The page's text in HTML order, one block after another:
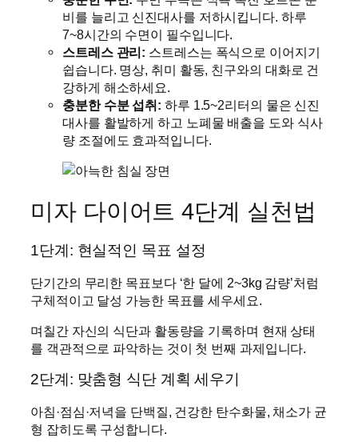
비를 늘리고 신진대사를 저하시킵니다. 하루
7~8시간의 수면이 필수입니다.
스트레스 관리: 스트레스는 폭식으로 이어지기
쉽습니다. 명상, 취미 활동, 친구와의 대화로 건
강하게 해소하세요.
충분한 수분 섭취: 하루 1.5~2리터의 물은 신진
대사를 활발하게 하고 노폐물 배출을 도와 식사
량 조절에도 효과적입니다.
미자 다이어트 4단계 실천법
1단계: 현실적인 목표 설정
단기간의 무리한 목표보다 ‘한 달에 2~3kg 감량’처럼
구체적이고 달성 가능한 목표를 세우세요.
며칠간 자신의 식단과 활동량을 기록하며 현재 상태
를 객관적으로 파악하는 것이 첫 번째 과제입니다.
2단계: 맞춤형 식단 계획 세우기
아침·점심·저녁을 단백질, 건강한 탄수화물, 채소가 균
형 잡히도록 구성합니다.